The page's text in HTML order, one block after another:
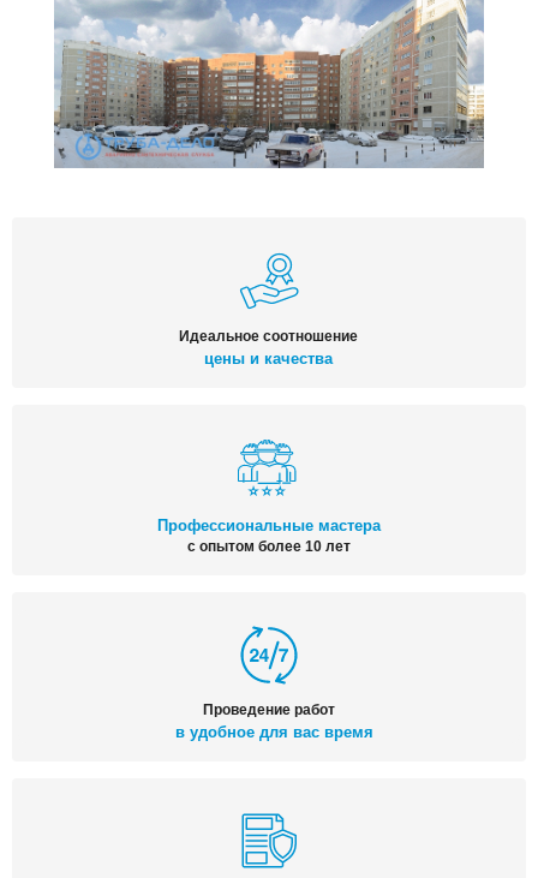
Идеальное соотношение
цены и качества
Профессиональные мастера
с опытом более 10 лет
Проведение работ
в удобное для вас время